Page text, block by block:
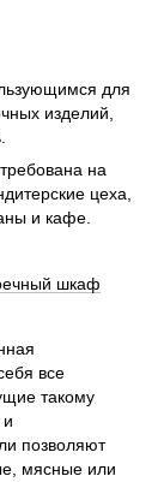
для
изделий,
на
цеха,
и кафе.
все
такому
позволяют
мясные или